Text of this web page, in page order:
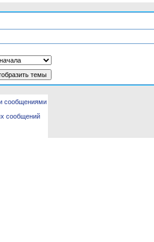
сообщениями
сообщений